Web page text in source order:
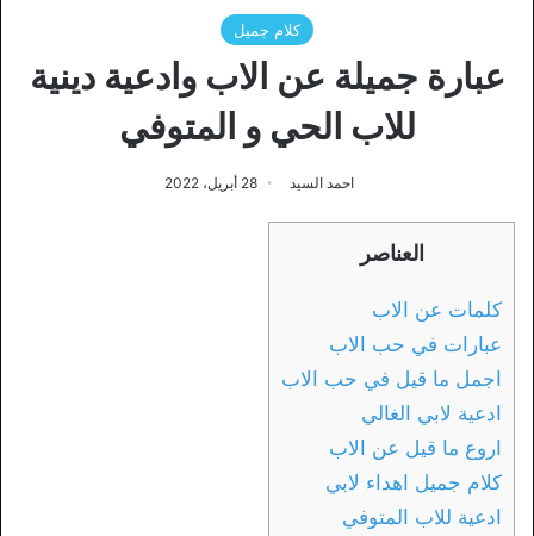
كلام جميل
عبارة جميلة عن الاب وادعية دينية
للاب الحي و المتوفي
احمد السيد 28 أبريل، 2022
العناصر
كلمات عن الاب
عبارات في حب الاب
اجمل ما قيل في حب الاب
ادعية لابي الغالي
اروع ما قيل عن الاب
كلام جميل اهداء لابي
ادعية للاب المتوفي